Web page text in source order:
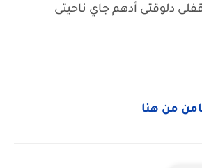
دلوقتى أدهم جاي ناحيتى
من هنا